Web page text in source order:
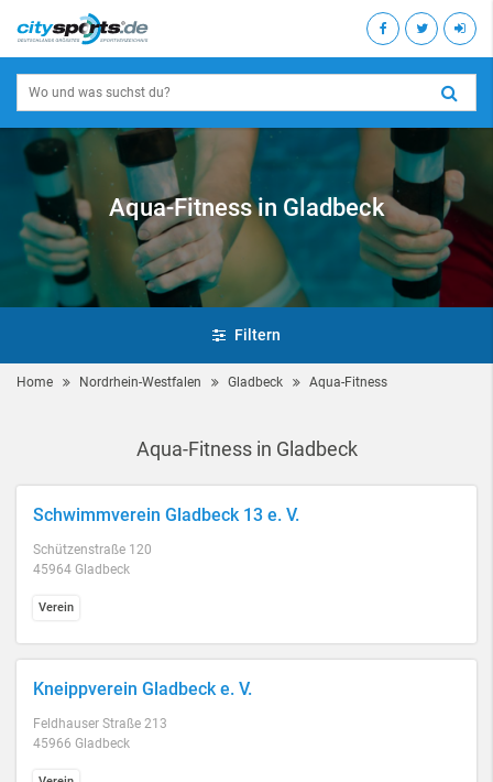
Aqua-Fitness in Gladbeck
Filtern
Home Nordrhein-Westfalen Gladbeck Aqua-Fitness
Aqua-Fitness in Gladbeck
Schwimmverein Gladbeck 13 e. V.
Schützenstraße 120
45964 Gladbeck
Verein
Kneippverein Gladbeck e. V.
Feldhauser Straße 213
45966 Gladbeck